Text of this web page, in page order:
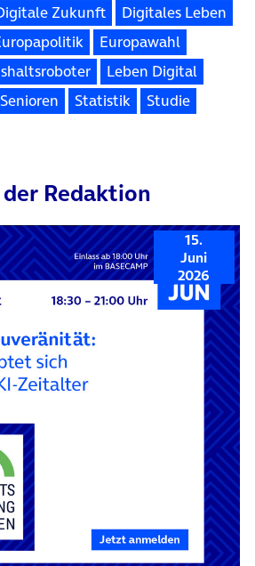
Zukunft
Digitales Leben
Europawahl
Leben Digital
Senioren Statistik
Studie
Redaktion
15.
Juni
2026